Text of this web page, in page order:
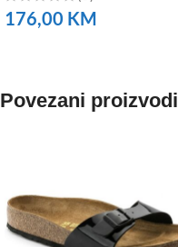
176,00 KM
Povezani proizvodi